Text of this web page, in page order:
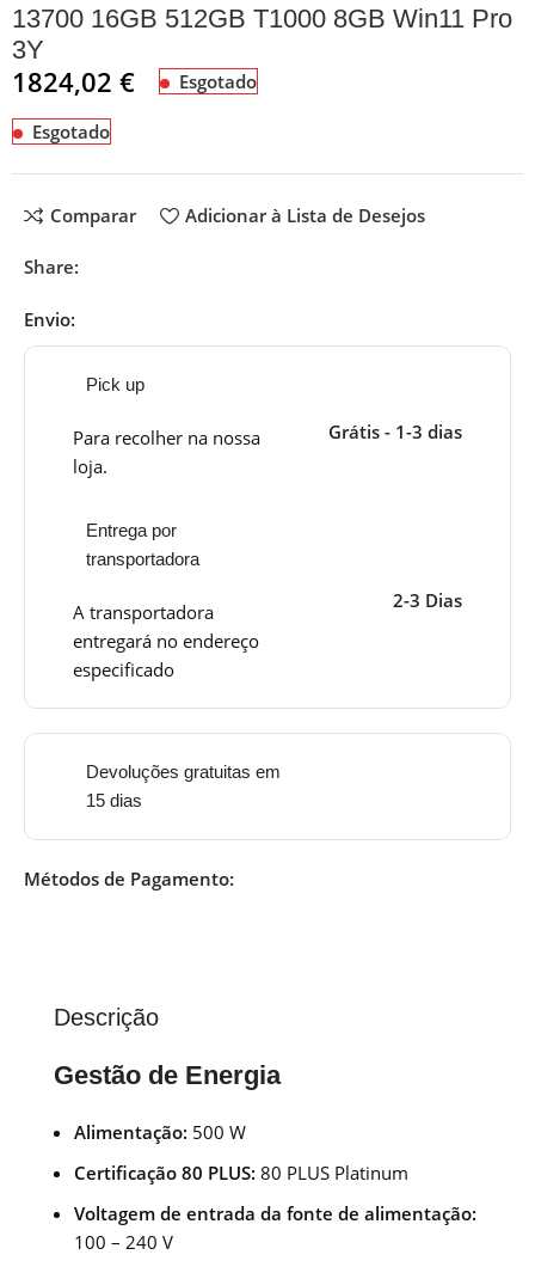
13700 16GB 512GB T1000 8GB Win11 Pro
3Y
1824,02€ Esgotado
Esgotado
Comparar Adicionar à Lista de Desejos
Share:
Envio:
Pick up
Para recolher na nossa
loja.
Grátis - 1-3 dias
Entrega por
transportadora
A transportadora
entregará no endereço
especificado
2-3 Dias
Devoluções gratuitas em
15 dias
Métodos de Pagamento:
Descrição
Gestão de Energia
Alimentação: 500 W
Certificação 80 PLUS: 80 PLUS Platinum
Voltagem de entrada da fonte de alimentação:
100 – 240 V